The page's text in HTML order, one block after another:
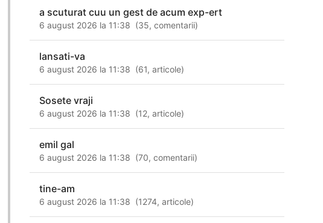
a scuturat cuu un gest de acum exp-ert
6 august 2026 la 11:38 (35,comentarii)
lansati-va
6 august 2026 la 11:38 (61,articole)
Sosete vraji
6 august 2026 la 11:38 (12,articole)
emil gal
6 august 2026 la 11:38 (70,comentarii)
tine-am
6 august 2026 la 11:38 (1274,articole)